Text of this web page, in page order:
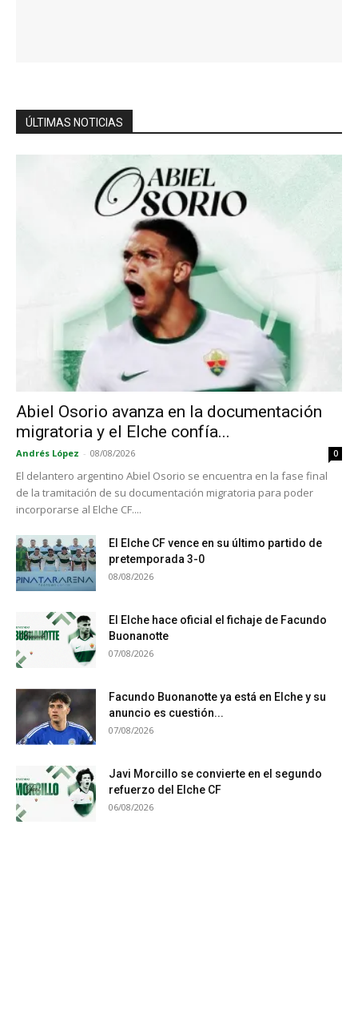
ÚLTIMAS NOTICIAS
Abiel Osorio avanza en la documentación
migratoria y el Elche confía...
Andrés López - 08/08/2026 0
El delantero argentino Abiel Osorio se encuentra en la fase final
de la tramitación de su documentación migratoria para poder
incorporarse al Elche CF....
El Elche CF vence en su último partido de
pretemporada 3-0
08/08/2026
El Elche hace oficial el fichaje de Facundo
Buonanotte
07/08/2026
Facundo Buonanotte ya está en Elche y su
anuncio es cuestión...
07/08/2026
Javi Morcillo se convierte en el segundo
refuerzo del Elche CF
06/08/2026